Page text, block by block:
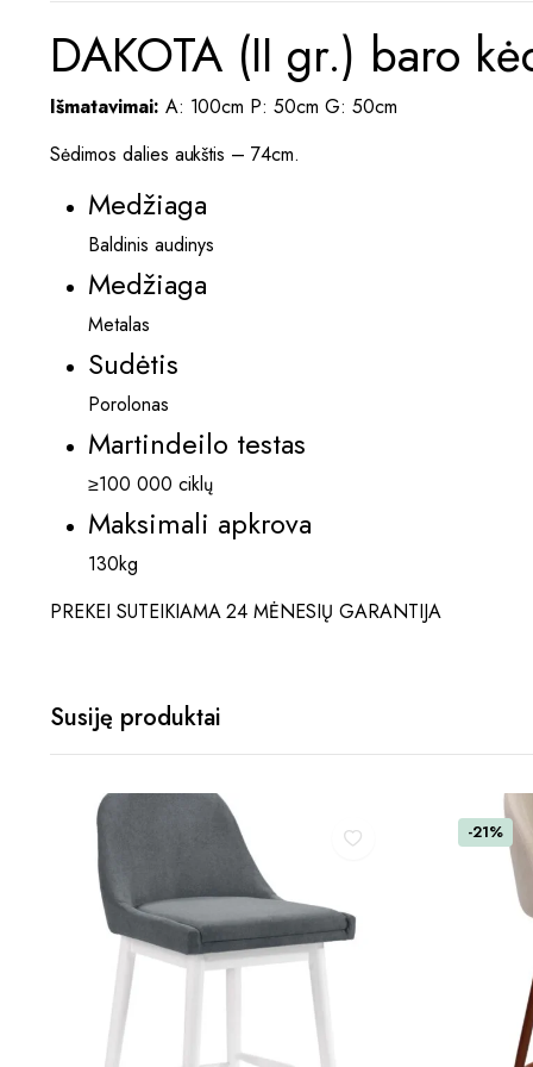
DAKOTA (II gr.) baro
Išmatavimai: A: 100cm P: 50cm G: 50cm
Sėdimos dalies aukštis – 74cm.
Medžiaga
Baldinis audinys
Medžiaga
Metalas
Sudėtis
Porolonas
Martindeilo testas
≥100 000 ciklų
Maksimali apkrova
130kg
PREKEI SUTEIKIAMA 24 MĖNESIŲ GARANTIJA
Susiję produktai
-21%